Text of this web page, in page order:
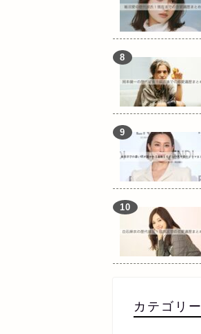
カテゴリー